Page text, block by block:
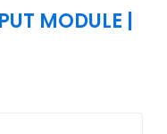
MODULE |